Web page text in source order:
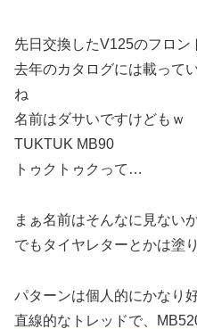
先日交換したV125のフロン
去年のカタログには載って
ね
名前はダサいですけどもｗ
TUKTUK MB90
トゥクトゥクって…
まぁ名前はそんなに見ない
でもタイヤレターとかは塗
パターンは個人的にかなり
直線的なトレッドで、